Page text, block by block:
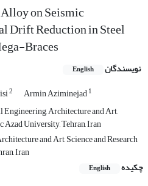
on Seismic
Drift Reduction in Steel
Braces
نویسندگان English
2 Armin Aziminejad1
Architecture and Art,
Azad University, Tehran, Iran
and Art, Science and Research
Iran
چکیده
English